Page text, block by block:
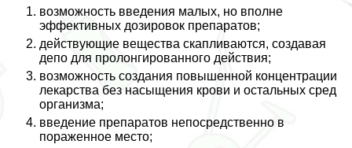
возможность введения малых, но вполне
эффективных дозировок препаратов;
действующие вещества скапливаются, создавая
депо для пролонгированного действия;
возможность создания повышенной концентрации
лекарства без насыщения крови и остальных сред
организма;
введение препаратов непосредственно в
пораженное место;